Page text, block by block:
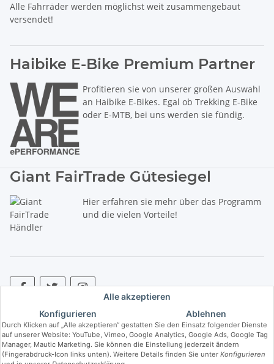
Alle akzeptieren
Konfigurieren
Ablehnen
Durch Klicken auf „Alle akzeptieren“ gestatten Sie den Einsatz folgender Dienste
auf unserer Website: YouTube, Vimeo, Google Analytics, Google Ads, Google Tag
Manager, Mautic Marketing. Sie können die Einstellung jederzeit ändern
(Fingerabdruck-Icon links unten). Weitere Details finden Sie unter Konfigurieren
Alle Fahrräder werden möglichst weit zusammengebaut
versendet!
Haibike E-Bike Premium Partner
Profitieren sie von unserer großen Auswahl
an Haibike E-Bikes. Egal ob Trekking E-Bike
oder E-MTB, bei uns werden sie fündig.
Giant FairTrade Gütesiegel
Hier erfahren sie mehr über das Programm
und die vielen Vorteile!
* Alle Preise inkl. gesetzlicher USt., zzgl.
. ** Hierbei handelt es
sich um die unverbindliche Preisempfehlung des Herstellers (kurz UVP).
© Copyright © 2017 bis 2025 bike-store de Vertriebs GmbH - Der Radladen